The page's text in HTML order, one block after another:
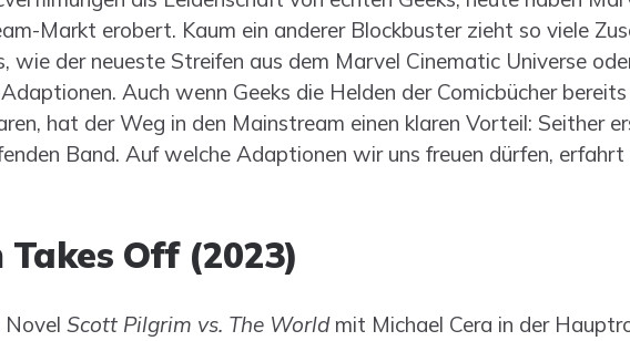
Markt erobert. Kaum ein anderer Blockbuster zieht so viele
wie der neueste Streifen aus dem Marvel Cinematic Universe
Auch wenn Geeks die Helden der Comicbücher
hat der Weg in den Mainstream einen klaren Vorteil: Seither
Band. Auf welche Adaptionen wir uns freuen dürfen, erfahrt
Off (2023)
Novel Scott Pilgrim vs. The World mit Michael Cera in der